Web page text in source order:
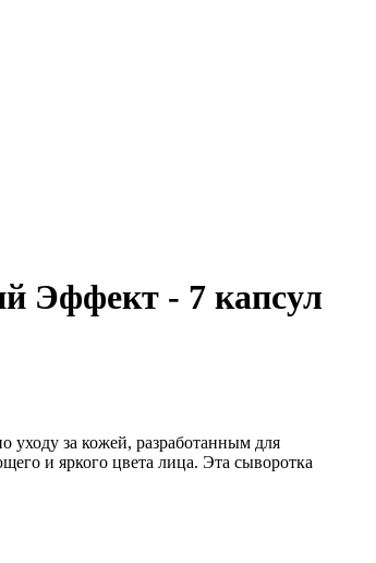
Эффект - 7 капсул
за кожей, разработанным для
и яркого цвета лица. Эта сыворотка